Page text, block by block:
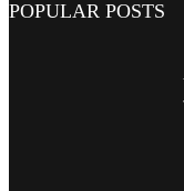
POPULAR POSTS